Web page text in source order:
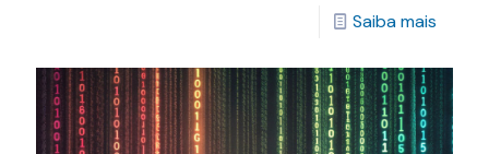
Saiba mais